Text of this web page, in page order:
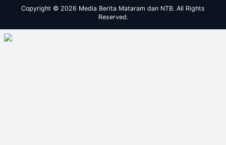
Copyright © 2026 Media Berita Mataram dan NTB. All Rights
Reserved.